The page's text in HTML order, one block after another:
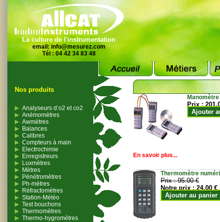
La culture de l'instrumentation
email: info@mesurez.com
Tél : 04 42 34 83 48
Nos produits
Analyseurs d’o2 et co2
Anémomètres
Awmètres
Balances
Calibres
Compteurs à main
Electrochimie
Enregistreurs
Luxmètres
Mètres
Pénétromètres
Ph-mètres
Réfractomètres
Station-Météo
Test bouchons
Thermomètres
Thermo-hygromètres
Prix :
Ajouter
En savoir plus...
Thermomètre
Prix :95.00 €
Notre prix :24.00 €
Ajouter au panier